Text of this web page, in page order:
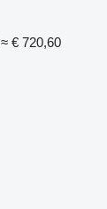
≈ € 720,60